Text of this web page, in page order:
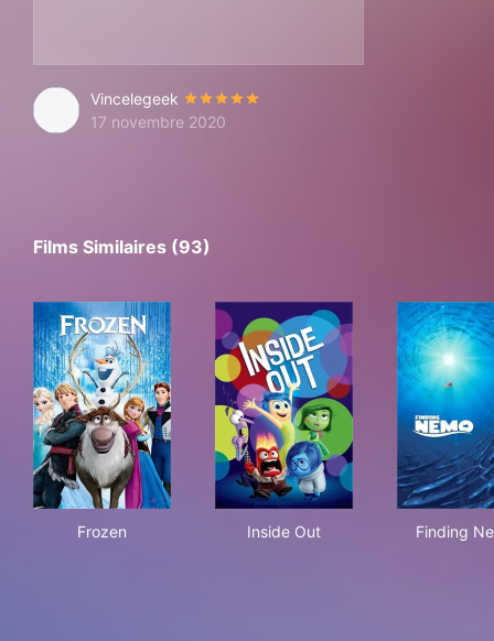
Vincelegeek
17 novembre 2020
Films Similaires (93)
Frozen Inside Out Finding